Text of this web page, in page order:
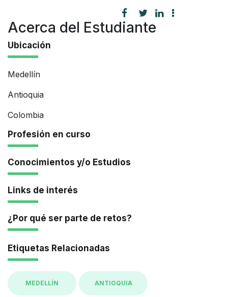
Acerca del Estudiante
Ubicación
Medellín
Antioquia
Colombia
Profesión en curso
Conocimientos y/o Estudios
Links de interés
¿Por qué ser parte de retos?
Etiquetas Relacionadas
MEDELLÍN ANTIOQUIA